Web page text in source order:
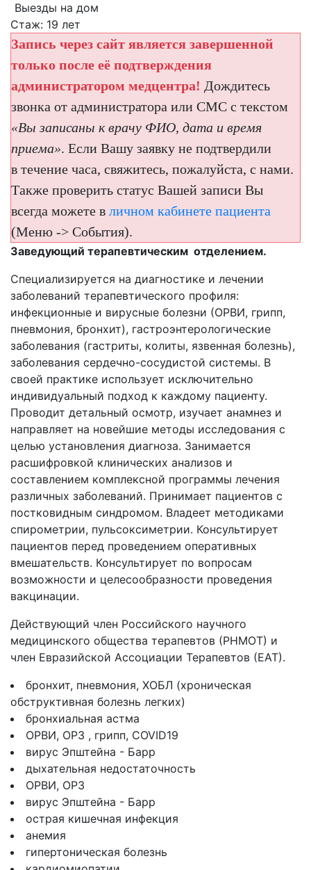
Выезды на дом
Стаж: 19 лет
Запись через сайт является завершенной
только после её подтверждения
администратором медцентра! Дождитесь
звонка от администратора или СМС с текстом
«Вы записаны к врачу ФИО, дата и время
приема». Если Вашу заявку не подтвердили
в течение часа, свяжитесь, пожалуйста, с нами.
Также проверить статус Вашей записи Вы
всегда можете в личном кабинете пациента
(Меню -> События).
Заведующий терапевтическим отделением.
Специализируется на диагностике и лечении
заболеваний терапевтического профиля:
инфекционные и вирусные болезни (ОРВИ, грипп,
пневмония, бронхит), гастроэнтерологические
заболевания (гастриты, колиты, язвенная болезнь),
заболевания сердечно-сосудистой системы. В
своей практике использует исключительно
индивидуальный подход к каждому пациенту.
Проводит детальный осмотр, изучает анамнез и
направляет на новейшие методы исследования с
целью установления диагноза. Занимается
расшифровкой клинических анализов и
составлением комплексной программы лечения
различных заболеваний. Принимает пациентов с
постковидным синдромом. Владеет методиками
спирометрии, пульсоксиметрии. Консультирует
пациентов перед проведением оперативных
вмешательств. Консультирует по вопросам
возможности и целесообразности проведения
вакцинации.
Действующий член Российского научного
медицинского общества терапевтов (РНМОТ) и
член Евразийской Ассоциации Терапевтов (ЕАТ).
бронхит, пневмония, ХОБЛ (хроническая
обструктивная болезнь легких)
бронхиальная астма
ОРВИ, ОРЗ , грипп, COVID19
вирус Эпштейна - Барр
дыхательная недостаточность
ОРВИ, ОРЗ
вирус Эпштейна - Барр
острая кишечная инфекция
анемия
гипертоническая болезнь